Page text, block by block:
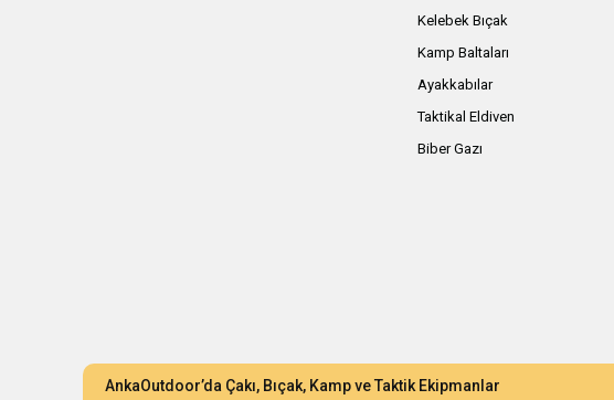
Kelebek Bıçak
Kamp Baltaları
Ayakkabılar
Taktikal Eldiven
Biber Gazı
AnkaOutdoor’da Çakı, Bıçak, Kamp ve Taktik Ekipmanlar